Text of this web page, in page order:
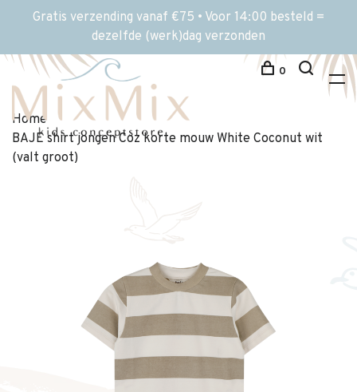
Gratis verzending vanaf €75 • Voor 14:00 besteld =
dezelfde (werk)dag verzonden
0
Home
BAJE shirt jongen Coz korte mouw White Coconut wit
(valt groot)